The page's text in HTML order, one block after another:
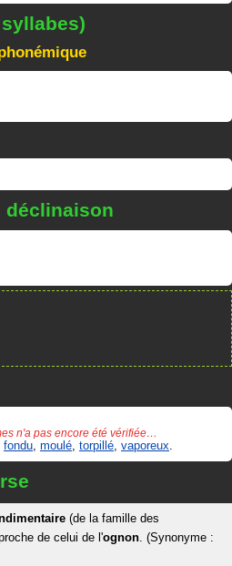
n'a pas encore été vérifiée…
fondu moulé torpillé vaporeux
(de la famille des
de celui de l'ognon (Synonyme :